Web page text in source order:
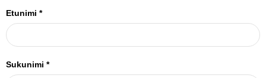
Etunimi *
Sukunimi *